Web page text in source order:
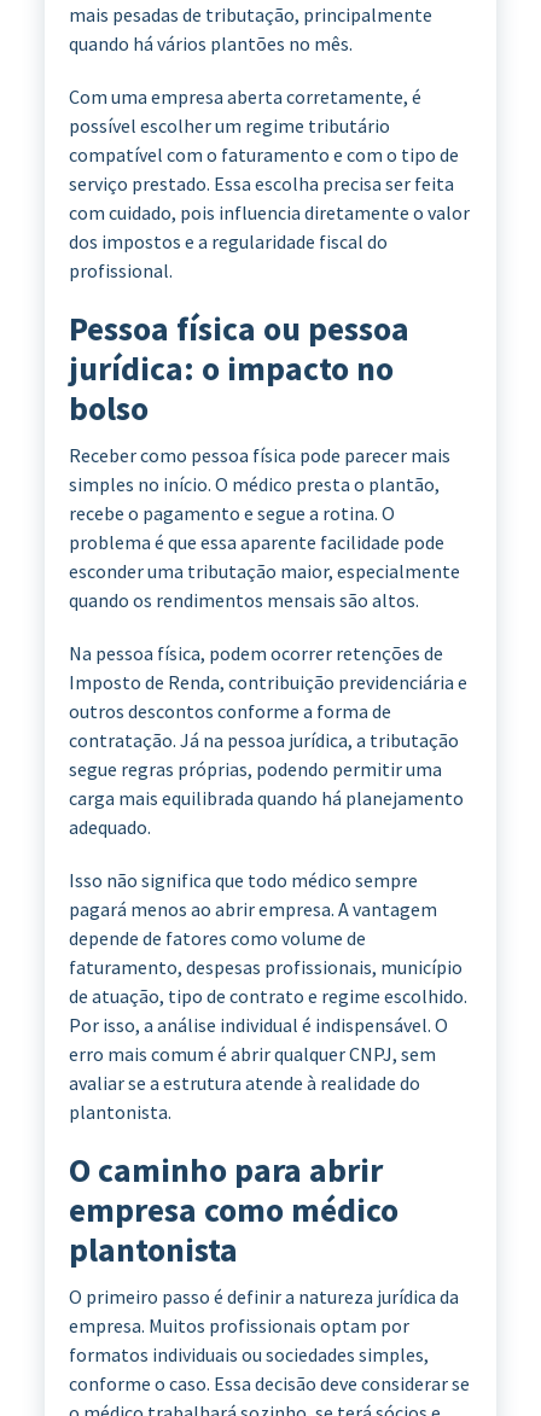
mais pesadas de tributação, principalmente
quando há vários plantões no mês.
Com uma empresa aberta corretamente, é
possível escolher um regime tributário
compatível com o faturamento e com o tipo de
serviço prestado. Essa escolha precisa ser feita
com cuidado, pois influencia diretamente o valor
dos impostos e a regularidade fiscal do
profissional.
Pessoa física ou pessoa
jurídica: o impacto no
bolso
Receber como pessoa física pode parecer mais
simples no início. O médico presta o plantão,
recebe o pagamento e segue a rotina. O
problema é que essa aparente facilidade pode
esconder uma tributação maior, especialmente
quando os rendimentos mensais são altos.
Na pessoa física, podem ocorrer retenções de
Imposto de Renda, contribuição previdenciária e
outros descontos conforme a forma de
contratação. Já na pessoa jurídica, a tributação
segue regras próprias, podendo permitir uma
carga mais equilibrada quando há planejamento
adequado.
Isso não significa que todo médico sempre
pagará menos ao abrir empresa. A vantagem
depende de fatores como volume de
faturamento, despesas profissionais, município
de atuação, tipo de contrato e regime escolhido.
Por isso, a análise individual é indispensável. O
erro mais comum é abrir qualquer CNPJ, sem
avaliar se a estrutura atende à realidade do
plantonista.
O caminho para abrir
empresa como médico
plantonista
O primeiro passo é definir a natureza jurídica da
empresa. Muitos profissionais optam por
formatos individuais ou sociedades simples,
conforme o caso. Essa decisão deve considerar se